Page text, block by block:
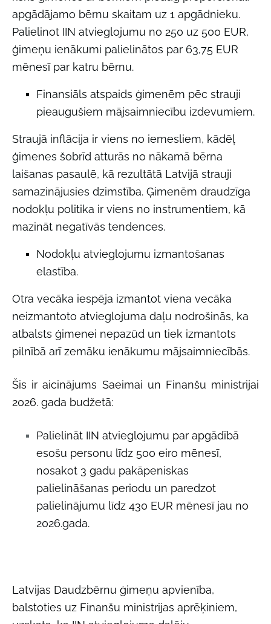
apgādājamo bērnu skaitam uz 1 apgādnieku.
Palielinot IIN atvieglojumu no 250 uz 500 EUR,
ģimeņu ienākumi palielinātos par 63,75 EUR
mēnesī par katru bērnu.
Finansiāls atspaids ģimenēm pēc strauji
pieaugušiem mājsaimniecību izdevumiem.
Straujā inflācija ir viens no iemesliem, kādēļ
ģimenes šobrīd atturās no nākamā bērna
laišanas pasaulē, kā rezultātā Latvijā strauji
samazinājusies dzimstība. Ģimenēm draudzīga
nodokļu politika ir viens no instrumentiem, kā
mazināt negatīvās tendences.
Nodokļu atvieglojumu izmantošanas
elastība.
Otra vecāka iespēja izmantot viena vecāka
neizmantoto atvieglojuma daļu nodrošinās, ka
atbalsts ģimenei nepazūd un tiek izmantots
pilnībā arī zemāku ienākumu mājsaimniecībās.
Šis ir aicinājums Saeimai un Finanšu ministrijai
2026. gada budžetā:
Palielināt IIN atvieglojumu par apgādībā
esošu personu līdz 500 eiro mēnesī,
nosakot 3 gadu pakāpeniskas
palielināšanas periodu un paredzot
palielinājumu līdz 430 EUR mēnesī jau no
2026.gada.
Latvijas Daudzbērnu ģimeņu apvienība,
balstoties uz Finanšu ministrijas aprēķiniem,